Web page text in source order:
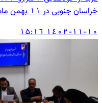
خراسان جنوبی در ۱۱ بهمن ماه با برگزاری جشن بلندای همت خبرداد.
۱٤۰۲-۱۱-۱۰ ۱۵:۱٦